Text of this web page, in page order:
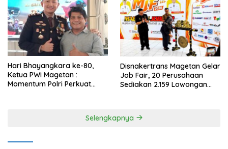
Hari Bhayangkara ke-80,
Ketua PWI Magetan :
Momentum Polri Perkuat
Disnakertrans Magetan Gelar
Job Fair, 20 Perusahaan
Sediakan 2.159 Lowongan
Selengkapnya